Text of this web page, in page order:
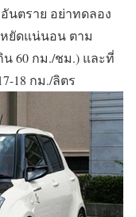
นตราย อย่าทดลอง
ยัดแน่นอน ตาม
น 60 กม./ชม.) และที่
18 กม./ลิตร